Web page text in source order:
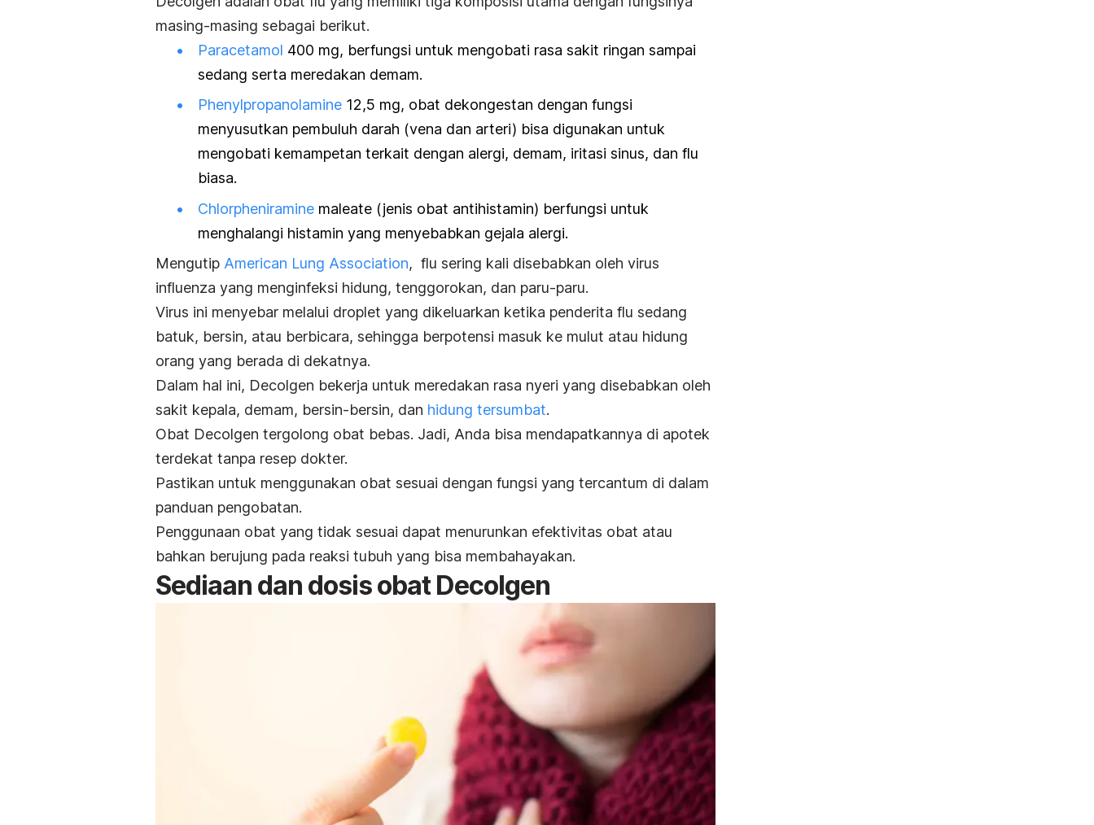
masing-masing sebagai berikut.
Paracetamol 400 mg, berfungsi untuk mengobati rasa sakit ringan sampai
sedang serta meredakan demam.
Phenylpropanolamine 12,5 mg, obat dekongestan dengan fungsi
menyusutkan pembuluh darah (vena dan arteri) bisa digunakan untuk
mengobati kemampetan terkait dengan alergi, demam, iritasi sinus, dan flu
biasa.
Chlorpheniramine maleate (jenis obat antihistamin) berfungsi untuk
menghalangi histamin yang menyebabkan gejala alergi.
Mengutip American Lung Association, flu sering kali disebabkan oleh virus
influenza yang menginfeksi hidung, tenggorokan, dan paru-paru.
Virus ini menyebar melalui droplet yang dikeluarkan ketika penderita flu sedang
batuk, bersin, atau berbicara, sehingga berpotensi masuk ke mulut atau hidung
orang yang berada di dekatnya.
Dalam hal ini, Decolgen bekerja untuk meredakan rasa nyeri yang disebabkan oleh
sakit kepala, demam, bersin-bersin, dan hidung tersumbat.
Obat Decolgen tergolong obat bebas. Jadi, Anda bisa mendapatkannya di apotek
terdekat tanpa resep dokter.
Pastikan untuk menggunakan obat sesuai dengan fungsi yang tercantum di dalam
panduan pengobatan.
Penggunaan obat yang tidak sesuai dapat menurunkan efektivitas obat atau
bahkan berujung pada reaksi tubuh yang bisa membahayakan.
Sediaan dan dosis obat Decolgen